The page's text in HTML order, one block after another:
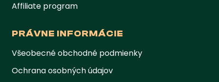
Affiliate program
PRÁVNE INFORMÁCIE
Všeobecné obchodné podmienky
Ochrana osobných údajov